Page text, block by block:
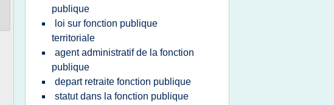
publique
loi sur fonction publique
territoriale
agent administratif de la fonction
publique
depart retraite fonction publique
statut dans la fonction publique